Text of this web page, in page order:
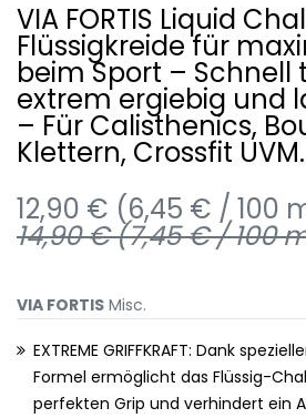
VIA FORTIS Liquid
Flüssigkreide für
beim Sport – Schnell
extrem ergiebig und
– Für Calisthenics,
Klettern, Crossfit UVM.
12,90 € (6,45 € / 100
14,90 € (7,45 € / 100
VIA FORTIS Misc.
EXTREME GRIFFKRAFT: Dank
Formel ermöglicht das Flüssig-
perfekten Grip und verhindert ein